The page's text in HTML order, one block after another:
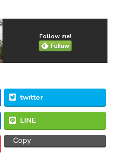
Follow me!
twitter
LINE
Copy